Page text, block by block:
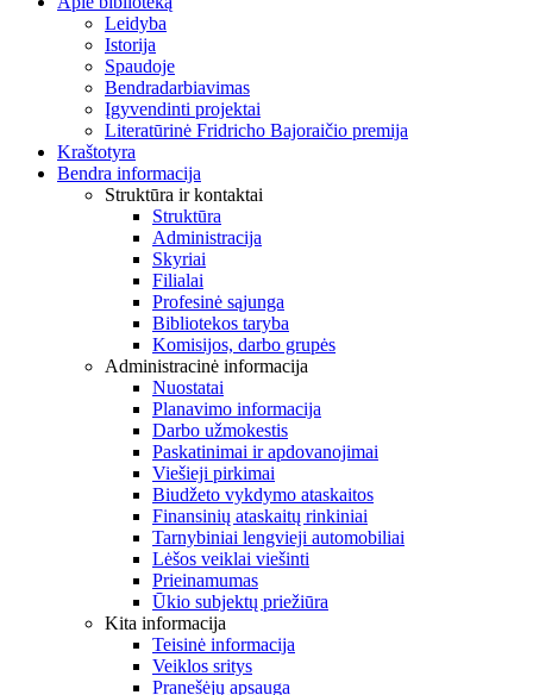
Leidyba
Istorija
Spaudoje
Bendradarbiavimas
Įgyvendinti projektai
Literatūrinė Fridricho Bajoraičio premija
Kraštotyra
Bendra informacija
Struktūra ir kontaktai
Struktūra
Administracija
Skyriai
Filialai
Profesinė sąjunga
Bibliotekos taryba
Komisijos, darbo grupės
Administracinė informacija
Nuostatai
Planavimo informacija
Darbo užmokestis
Paskatinimai ir apdovanojimai
Viešieji pirkimai
Biudžeto vykdymo ataskaitos
Finansinių ataskaitų rinkiniai
Tarnybiniai lengvieji automobiliai
Lėšos veiklai viešinti
Prieinamumas
Ūkio subjektų priežiūra
Kita informacija
Teisinė informacija
Veiklos sritys
Pranešėjų apsauga